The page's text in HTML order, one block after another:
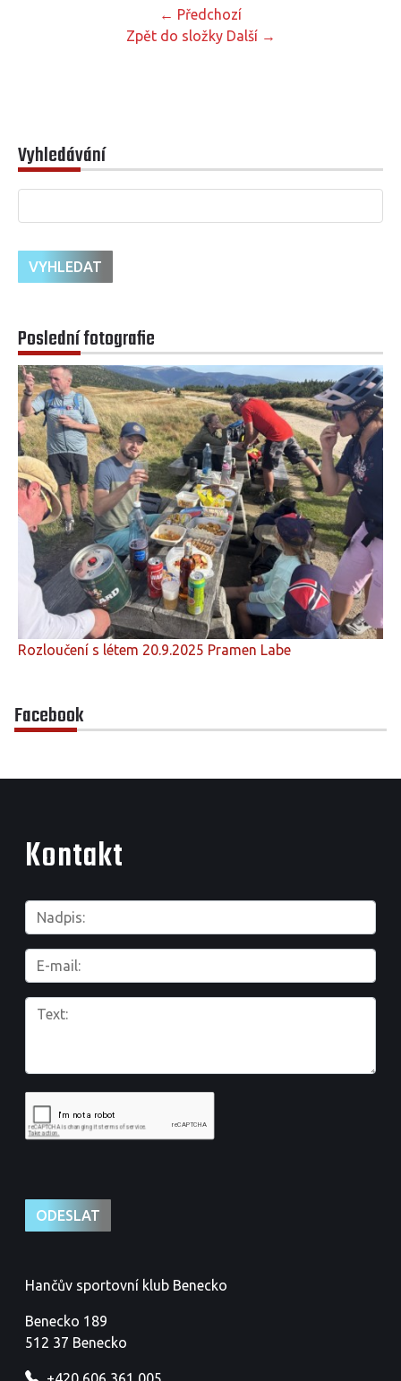
← Předchozí
Zpět do složky Další →
Vyhledávání
Poslední fotografie
Rozloučení s létem 20.9.2025 Pramen Labe
Facebook
Kontakt
Hančův sportovní klub Benecko
Benecko 189
512 37 Benecko